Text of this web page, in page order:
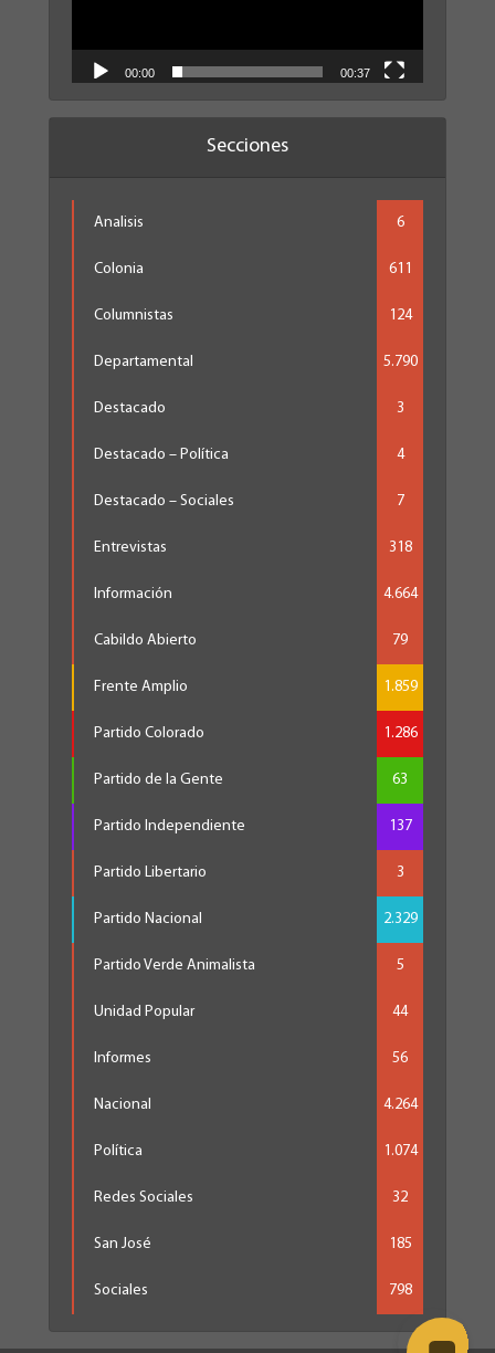
00:00 00:37
Secciones
Analisis 6
Colonia 611
Columnistas 124
Departamental 5.790
Destacado 3
Destacado – Política 4
Destacado – Sociales 7
Entrevistas 318
Información 4.664
Cabildo Abierto 79
Frente Amplio 1.859
Partido Colorado 1.286
Partido de la Gente 63
Partido Independiente 137
Partido Libertario 3
Partido Nacional 2.329
Partido Verde Animalista 5
Unidad Popular 44
Informes 56
Nacional 4.264
Política 1.074
Redes Sociales 32
San José 185
Sociales 798